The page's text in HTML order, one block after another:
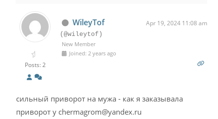
Posts: 2
WileyTof Apr 19, 2024 11:08 am
(@wileytof)
New Member
Joined: 2 years ago
сильный приворот на мужа - как я заказывала
приворот у chermagrom@yandex.ru